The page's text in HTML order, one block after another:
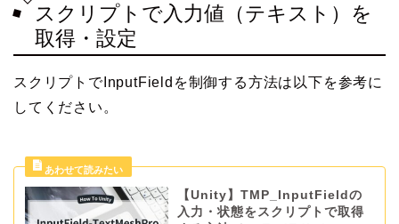
スクリプトで入力値（テキスト）を
取得・設定
スクリプトでInputFieldを制御する方法は以下を参考に
してください。
【Unity】TMP_InputFieldの
入力・状態をスクリプトで取得